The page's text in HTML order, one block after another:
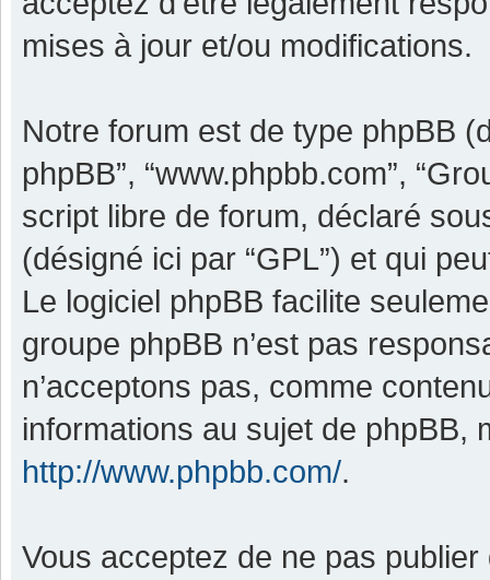
mises à jour et/ou modifications.
Notre forum est de type phpBB
phpBB”, “www.phpbb.com”,
script libre de forum, déclaré
(désigné ici par “GPL”) et qui
Le logiciel phpBB facilite
groupe phpBB n’est pas
n’acceptons pas, comme
informations au sujet de phpBB,
http://www.phpbb.com/.
Vous acceptez de ne pas